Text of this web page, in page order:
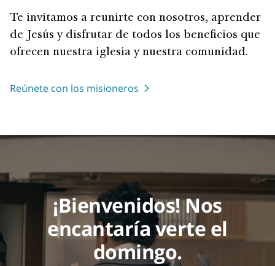
Te invitamos a reunirte con nosotros, aprender
de Jesús y disfrutar de todos los beneficios que
ofrecen nuestra iglesia y nuestra comunidad.
Reúnete con los misioneros
¡Bienvenidos! Nos
encantaría verte el
domingo.